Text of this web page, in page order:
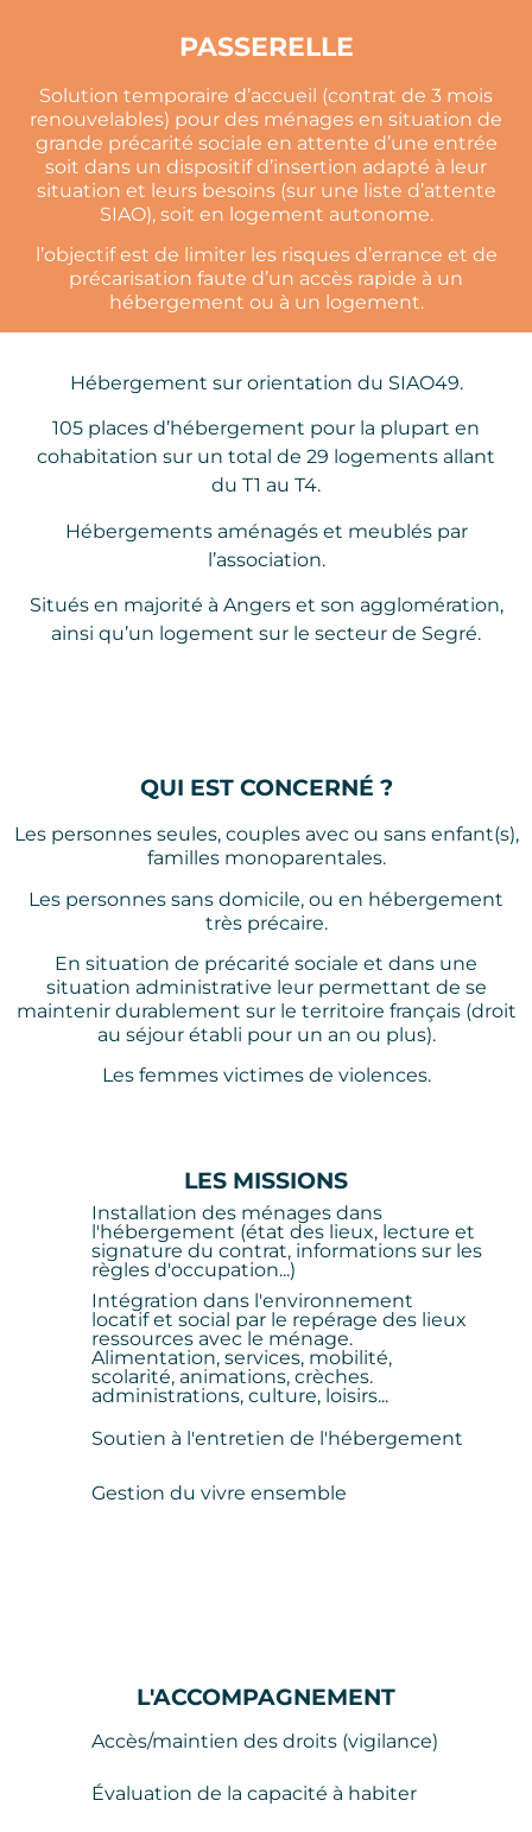
PASSERELLE
Solution temporaire d’accueil (contrat de 3 mois
renouvelables) pour des ménages en situation de
grande précarité sociale en attente d’une entrée
soit dans un dispositif d’insertion adapté à leur
situation et leurs besoins (sur une liste d’attente
SIAO), soit en logement autonome.
l’objectif est de limiter les risques d’errance et de
précarisation faute d’un accès rapide à un
hébergement ou à un logement.
Hébergement sur orientation du SIAO49.
105 places d’hébergement pour la plupart en
cohabitation sur un total de 29 logements allant
du T1 au T4.
Hébergements aménagés et meublés par
l’association.
Situés en majorité à Angers et son agglomération,
ainsi qu’un logement sur le secteur de Segré.
QUI EST CONCERNÉ ?
Les personnes seules, couples avec ou sans enfant(s),
familles monoparentales.
Les personnes sans domicile, ou en hébergement
très précaire.
En situation de précarité sociale et dans une
situation administrative leur permettant de se
maintenir durablement sur le territoire français (droit
au séjour établi pour un an ou plus).
Les femmes victimes de violences.
LES MISSIONS
Installation des ménages dans
l'hébergement (état des lieux, lecture et
signature du contrat, informations sur les
règles d'occupation...)
Intégration dans l'environnement
locatif et social par le repérage des lieux
ressources avec le ménage.
Alimentation, services, mobilité,
scolarité, animations, crèches.
administrations, culture, loisirs...
Soutien à l'entretien de l'hébergement
Gestion du vivre ensemble
L'ACCOMPAGNEMENT
Accès/maintien des droits (vigilance)
Évaluation de la capacité à habiter